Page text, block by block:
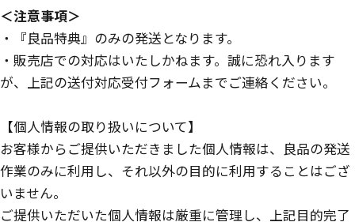
＜注意事項＞
・『良品特典』のみの発送となります。
・販売店での対応はいたしかねます。誠に恐れ入ります
が、上記の送付対応受付フォームまでご連絡ください。
【個人情報の取り扱いについて】
お客様からご提供いただきました個人情報は、良品の発送
作業のみに利用し、それ以外の目的に利用することはござ
いません。
ご提供いただいた個人情報は厳重に管理し、上記目的完了